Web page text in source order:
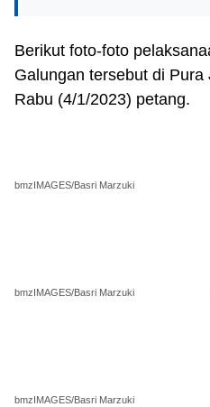
Berikut foto-foto
Galungan tersebut di
Rabu (4/1/2023) petang.
bmzIMAGES/Basri Marzuki
bmzIMAGES/Basri Marzuki
bmzIMAGES/Basri Marzuki